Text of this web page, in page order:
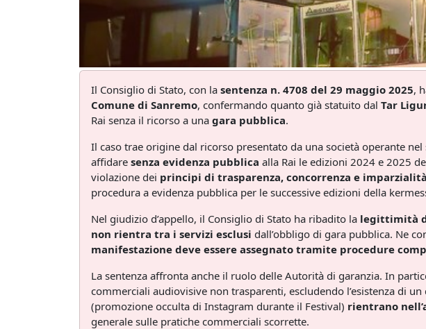
Il Consiglio di Stato, con la sentenza n. 4708 del 29 maggio 2025,
Comune di Sanremo, confermando quanto già statuito dal Tar
Rai senza il ricorso a una gara pubblica.
Il caso trae origine dal ricorso presentato da una società operante
affidare senza evidenza pubblica alla Rai le edizioni 2024 e 2025
violazione dei principi di trasparenza, concorrenza e imparzialità
procedura a evidenza pubblica per le successive edizioni della
Nel giudizio d’appello, il Consiglio di Stato ha ribadito la legittimità
non rientra tra i servizi esclusi dall’obbligo di gara pubblica. Ne
manifestazione deve essere assegnato tramite procedure
La sentenza affronta anche il ruolo delle Autorità di garanzia. In
commerciali audiovisive non trasparenti, escludendo l’esistenza di
(promozione occulta di Instagram durante il Festival) rientrano
generale sulle pratiche commerciali scorrette.